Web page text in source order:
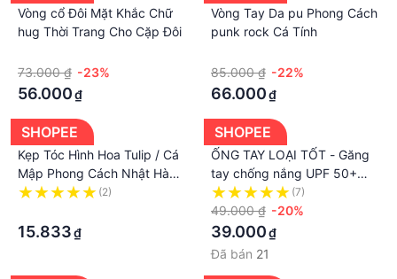
Vòng cổ Đôi Mặt Khắc Chữ
hug Thời Trang Cho Cặp Đôi
73.000 ₫ -23%
56.000₫
Vòng Tay Da pu Phong Cách
punk rock Cá Tính
85.000 ₫ -22%
66.000₫
SHOPEE
Kẹp Tóc Hình Hoa Tulip / Cá
Mập Phong Cách Nhật Hàn
Chất Lượng Cao Cho Nữ
(2)
15.833₫
SHOPEE
ỐNG TAY LOẠI TỐT - Găng
tay chống nắng UPF 50+
thun lạnh in dcan bạc - ống
tay
(7)
49.000 ₫ -20%
39.000₫
Đã bán 21